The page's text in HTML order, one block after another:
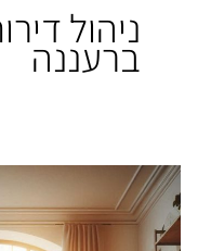
ניהול
ברעננה
ניהול
נכסים
ברעננה